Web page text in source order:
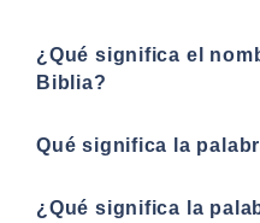
¿Qué significa el
Biblia?
Qué significa la
¿Qué significa la